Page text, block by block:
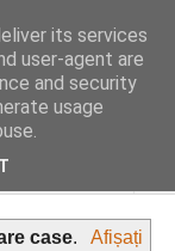
440 185
case.
Afișați
its services
user-agent are
and security
usage